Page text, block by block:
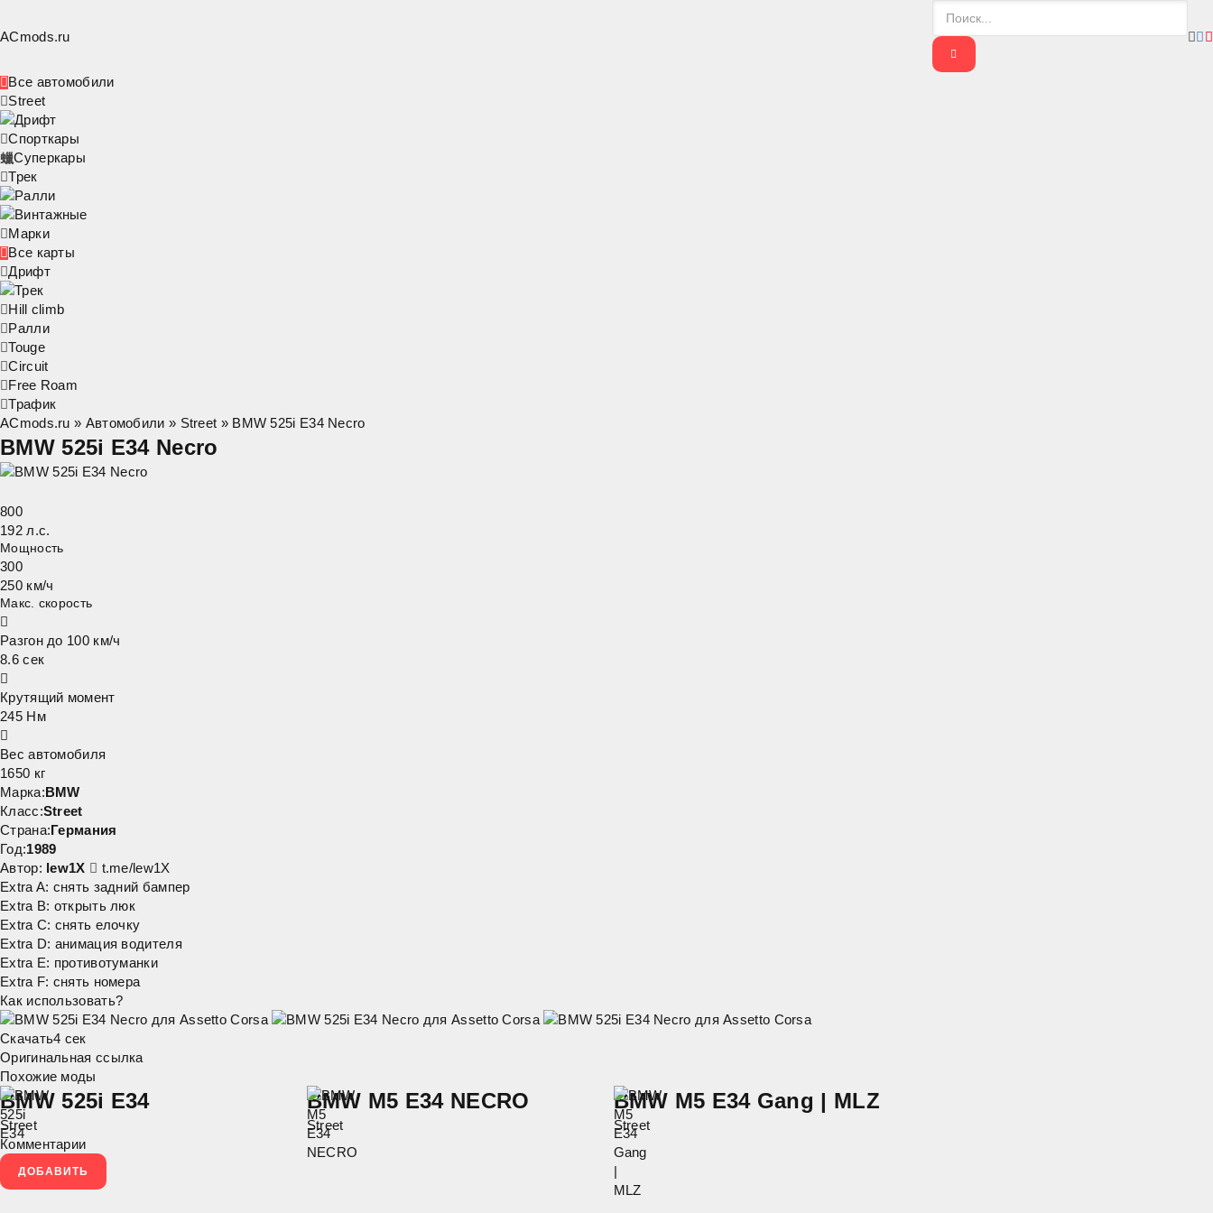
ACmods.ru
Все автомобили
Street
Дрифт
Спорткары
Суперкары
Трек
Ралли
Винтажные
Марки
Все карты
Дрифт
Трек
Hill climb
Ралли
Touge
Circuit
Free Roam
Трафик
ACmods.ru » Автомобили » Street » BMW 525i E34 Necro
BMW 525i E34 Necro
800
192 л.с.
Мощность
300
250 км/ч
Макс. скорость
Разгон до 100 км/ч
8.6 сек
Крутящий момент
245 Нм
Вес автомобиля
1650 кг
Марка:BMW
Класс:Street
Страна:Германия
Год:1989
Автор: lew1X
t.me/lew1X
Extra A: снять задний бампер
Extra B: открыть люк
Extra C: снять елочку
Extra D: анимация водителя
Extra E: противотуманки
Extra F: снять номера
Как использовать?
Скачать4 сек
Оригинальная ссылка
Похожие моды
BMW 525i E34
Street
BMW M5 E34 NECRO
Street
BMW M5 E34 Gang | MLZ
Street
Комментарии
ДОБАВИТЬ